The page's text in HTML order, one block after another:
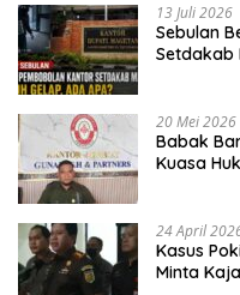
13 Juli 2026
Sebulan
Setdakab
20 Mei 2026
Babak
Kuasa
24 April
Kasus
Minta